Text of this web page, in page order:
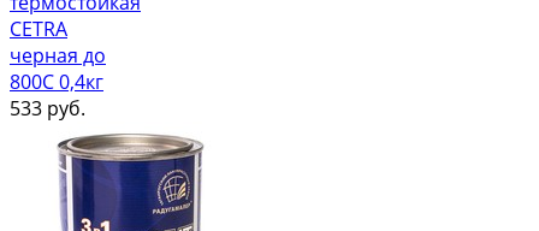
CETRA
черная до
800С 0,4кг
533 руб.